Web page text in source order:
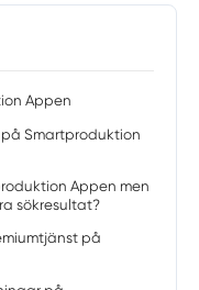
Appen
Smartproduktion
Appen men
sökresultat?
på